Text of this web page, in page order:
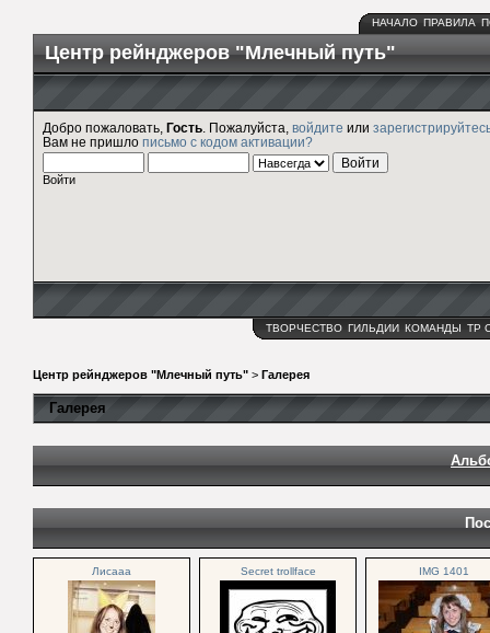
НАЧАЛО ПРАВИЛА
Центр рейнджеров "Млечный путь"
Добро пожаловать, Гость . Пожалуйста, войдите или
Вам не пришло письмо с кодом активации?
Войти
ТВОРЧЕСТВО ГИЛЬДИИ КОМАНДЫ ТР
Центр рейнджеров "Млечный путь" > Галерея
Галерея
Лисааа Secret trollface IMG 1401